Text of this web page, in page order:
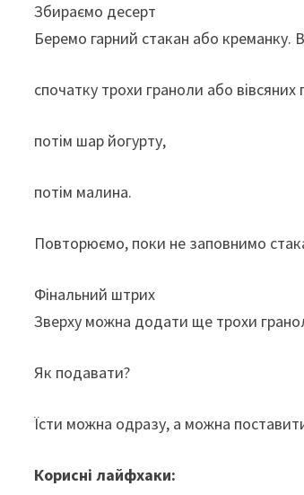
Збираємо десерт
Беремо гарний стакан або
спочатку трохи граноли або вівсяних
потім шар йогурту,
потім малина.
Повторюємо, поки не заповнимо
Фінальний штрих
Зверху можна додати ще трохи
Як подавати?
Їсти можна одразу, а можна
Корисні лайфхаки: